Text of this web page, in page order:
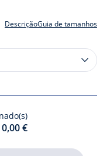
Descrição Guia de tamanhos
0,00 €